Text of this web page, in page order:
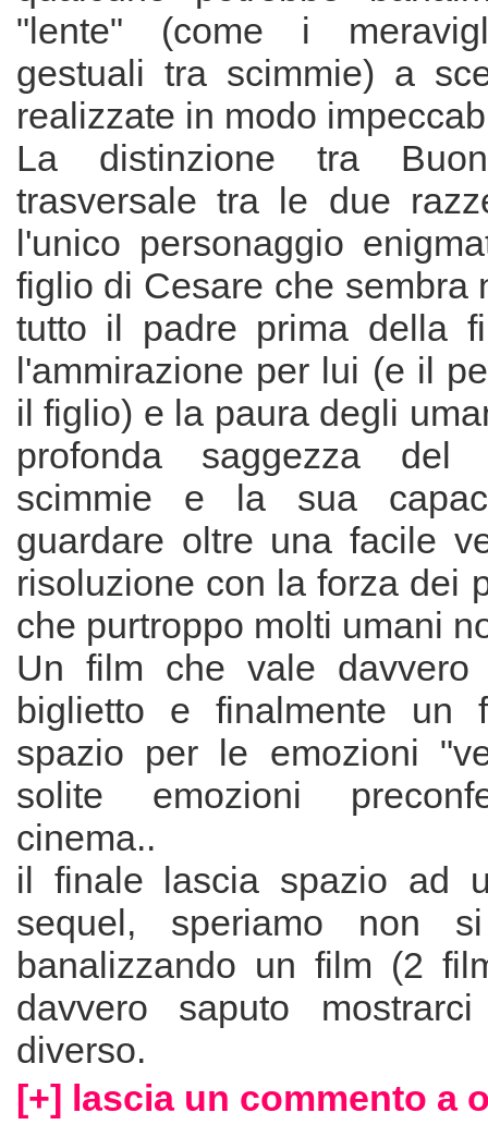
"lente" (come i
gestuali tra scimmie) a
realizzate in modo
La distinzione tra
trasversale tra le due
l'unico personaggio
figlio di Cesare che sembra
tutto il padre prima della
l'ammirazione per lui (e il
il figlio) e la paura degli
profonda saggezza del
scimmie e la sua
guardare oltre una facile
risoluzione con la forza dei
che purtroppo molti umani
Un film che vale
biglietto e finalmente un
spazio per le emozioni
solite emozioni
cinema..
il finale lascia spazio ad
sequel, speriamo non
banalizzando un film (2
davvero saputo
diverso.
[+] lascia un commento a